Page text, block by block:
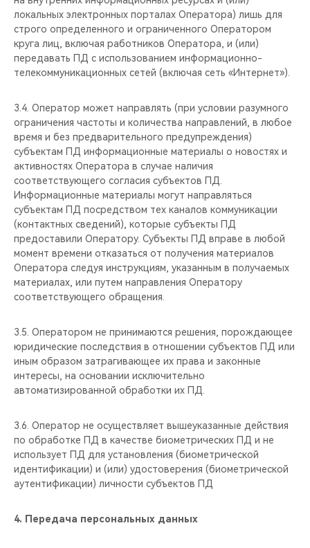
локальных электронных порталах Оператора) лишь для
строго определенного и ограниченного Оператором
круга лиц, включая работников Оператора, и (или)
передавать ПД с использованием информационно-
телекоммуникационных сетей (включая сеть «Интернет»).
3.4. Оператор может направлять (при условии разумного
ограничения частоты и количества направлений, в любое
время и без предварительного предупреждения)
субъектам ПД информационные материалы о новостях и
активностях Оператора в случае наличия
соответствующего согласия субъектов ПД.
Информационные материалы могут направляться
субъектам ПД посредством тех каналов коммуникации
(контактных сведений), которые субъекты ПД
предоставили Оператору. Субъекты ПД вправе в любой
момент времени отказаться от получения материалов
Оператора следуя инструкциям, указанным в получаемых
материалах, или путем направления Оператору
соответствующего обращения.
3.5. Оператором не принимаются решения, порождающее
юридические последствия в отношении субъектов ПД или
иным образом затрагивающее их права и законные
интересы, на основании исключительно
автоматизированной обработки их ПД.
3.6. Оператор не осуществляет вышеуказанные действия
по обработке ПД в качестве биометрических ПД и не
использует ПД для установления (биометрической
идентификации) и (или) удостоверения (биометрической
аутентификации) личности субъектов ПД
4. Передача персональных данных